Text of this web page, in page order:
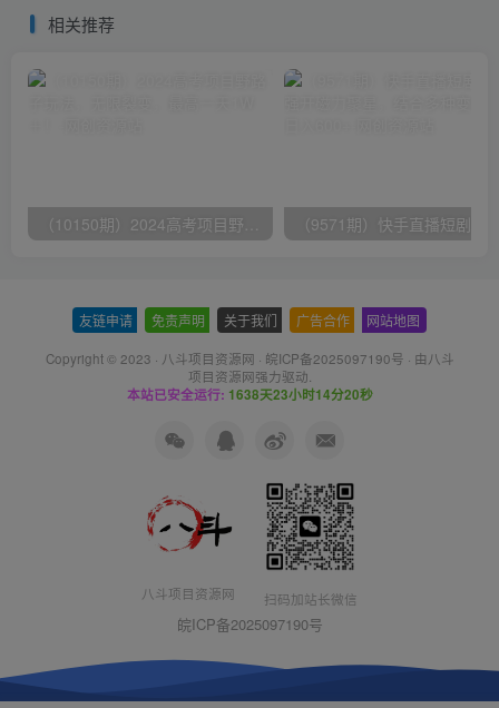
相关推荐
（10150期）2024高考项目野路子玩法，无限裂变，最高一天1W＋！
友链申请 免责声明 关于我们 广告合作 网站地图
Copyright © 2023 · 八斗项目资源网 · 皖ICP备2025097190号 · 由八斗
项目资源网强力驱动.
本站已安全运行: 1638天23小时14分20秒
八斗项目资源网 扫码加站长微信
皖ICP备2025097190号